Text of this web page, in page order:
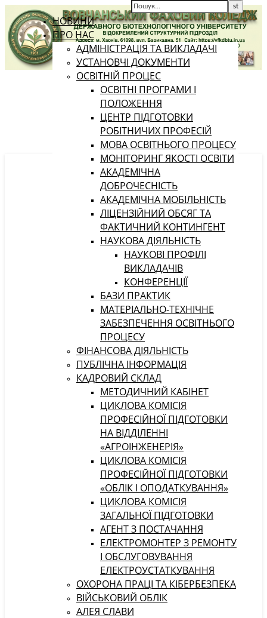
НОВИНИ
ПРО НАС
АДМІНІСТРАЦІЯ ТА ВИКЛАДАЧІ
УСТАНОВЧІ ДОКУМЕНТИ
ОСВІТНІЙ ПРОЦЕС
ОСВІТНІ ПРОГРАМИ І
ПОЛОЖЕННЯ
ЦЕНТР ПІДГОТОВКИ
РОБІТНИЧИХ ПРОФЕСІЙ
МОВА ОСВІТНЬОГО ПРОЦЕСУ
МОНІТОРИНГ ЯКОСТІ ОСВІТИ
АКАДЕМІЧНА
ДОБРОЧЕСНІСТЬ
АКАДЕМІЧНА МОБІЛЬНІСТЬ
ЛІЦЕНЗІЙНИЙ ОБСЯГ ТА
ФАКТИЧНИЙ КОНТИНГЕНТ
НАУКОВА ДІЯЛЬНІСТЬ
НАУКОВІ ПРОФІЛІ
ВИКЛАДАЧІВ
КОНФЕРЕНЦІЇ
БАЗИ ПРАКТИК
МАТЕРІАЛЬНО-ТЕХНІЧНЕ
ЗАБЕЗПЕЧЕННЯ ОСВІТНЬОГО
ПРОЦЕСУ
ФІНАНСОВА ДІЯЛЬНІСТЬ
ПУБЛІЧНА ІНФОРМАЦІЯ
КАДРОВИЙ СКЛАД
МЕТОДИЧНИЙ КАБІНЕТ
ЦИКЛОВА КОМІСІЯ
ПРОФЕСІЙНОЇ ПІДГОТОВКИ
НА ВІДДІЛЕННІ
«АГРОІНЖЕНЕРІЯ»
ЦИКЛОВА КОМІСІЯ
ПРОФЕСІЙНОЇ ПІДГОТОВКИ
«ОБЛІК І ОПОДАТКУВАННЯ»
ЦИКЛОВА КОМІСІЯ
ЗАГАЛЬНОЇ ПІДГОТОВКИ
АГЕНТ З ПОСТАЧАННЯ
ЕЛЕКТРОМОНТЕР З РЕМОНТУ
І ОБСЛУГОВУВАННЯ
ЕЛЕКТРОУСТАТКУВАННЯ
ОХОРОНА ПРАЦІ ТА КІБЕРБЕЗПЕКА
ВІЙСЬКОВИЙ ОБЛІК
АЛЕЯ СЛАВИ